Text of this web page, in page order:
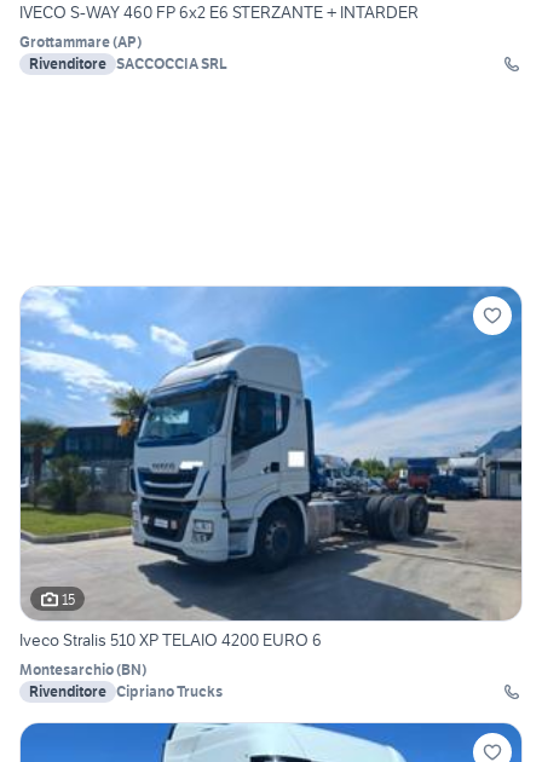
IVECO S-WAY 460 FP 6x2 E6 STERZANTE + INTARDER
Grottammare(AP)
Rivenditore SACCOCCIA SRL
15
Iveco Stralis 510 XP TELAIO 4200 EURO 6
Montesarchio(BN)
Rivenditore Cipriano Trucks